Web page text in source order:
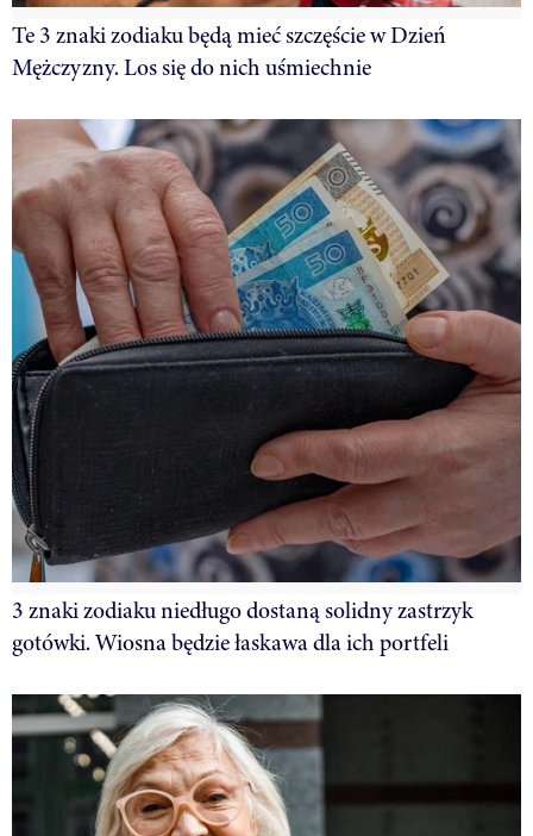
Te 3 znaki zodiaku będą mieć szczęście w Dzień
Mężczyzny. Los się do nich uśmiechnie
3 znaki zodiaku niedługo dostaną solidny zastrzyk
gotówki. Wiosna będzie łaskawa dla ich portfeli